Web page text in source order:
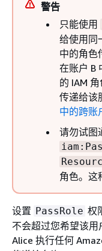
警告
只能使用
给使用同
中的角色
在账户 B
的 IAM
传递给该
中的跨账
请勿试图
角色。这
设置 PassRole 权
不会超过您希望该
Alice 执行任何